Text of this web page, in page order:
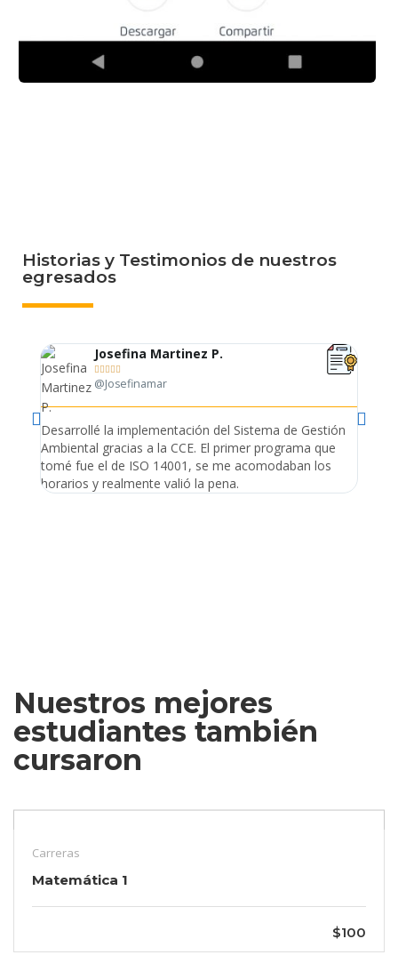
Historias y Testimonios de nuestros
egresados
Josefina Martinez P.

@Josefinamar
Desarrollé la implementación del Sistema de Gestión
Ambiental gracias a la CCE. El primer programa que
tomé fue el de ISO 14001, se me acomodaban los
horarios y realmente valió la pena.
Lleve
Nuestros mejores
estudiantes también
cursaron
Carreras
Matemática 1
$100